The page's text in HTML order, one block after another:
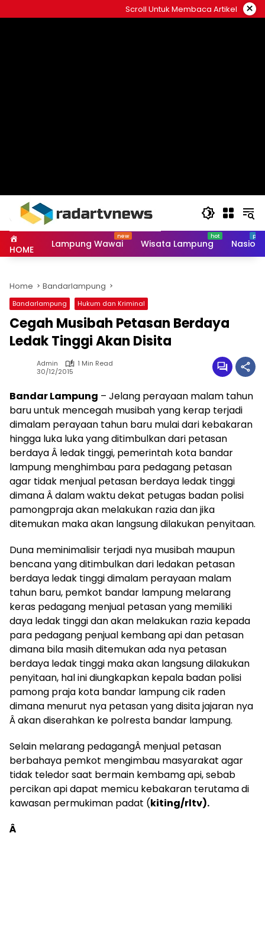
to
Scroll Untuk Membaca Artikel ×
HOME Lampung Wawai Wisata Lampung
Home Bandarlampung
Bandarlampung Hukum dan Kriminal
Cegah Musibah Petasan Berdaya
Ledak Tinggi Akan Disita
Admin
1 Min Read
30/12/2015
Bandar Lampung – Jelang perayaan malam tahun
baru untuk mencegah musibah yang kerap terjadi
dimalam perayaan tahun baru mulai dari kebakaran
hingga luka luka yang ditimbulkan dari petasan
berdaya Â ledak tinggi, pemerintah kota bandar
lampung menghimbau para pedagang petasan
agar tidak menjual petasan berdaya ledak tinggi
dimana Â dalam waktu dekat petugas badan polisi
pamongpraja akan melakukan razia dan jika
ditemukan maka akan langsung dilakukan penyitaan.
Duna meminimalisir terjadi nya musibah maupun
bencana yang ditimbulkan dari ledakan petasan
berdaya ledak tinggi dimalam perayaan malam
tahun baru, pemkot bandar lampung melarang
keras pedagang menjual petasan yang memiliki
daya ledak tinggi dan akan melakukan razia kepada
para pedagang penjual kembang api dan petasan
dimana bila masih ditemukan ada nya petasan
berdaya ledak tinggi maka akan langsung dilakukan
penyitaan, hal ini diungkapkan kepala badan polisi
pamong praja kota bandar lampung cik raden
dimana menurut nya petasan yang disita jajaran nya
Â akan diserahkan ke polresta bandar lampung.
Selain melarang pedagangÂ menjual petasan
berbahaya pemkot mengimbau masyarakat agar
tidak teledor saat bermain kembamg api, sebab
percikan api dapat memicu kebakaran terutama di
kawasan permukiman padat (kiting/rltv).
Â